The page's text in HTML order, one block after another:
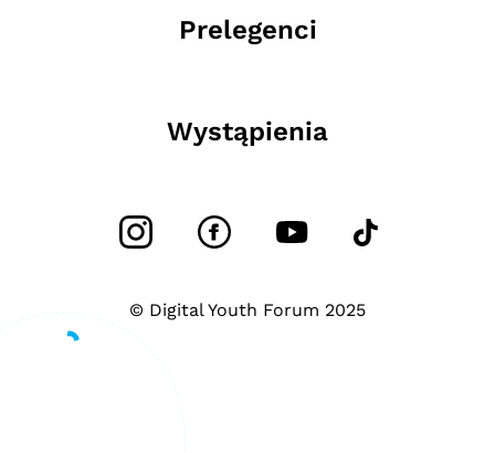
Prelegenci
Wystąpienia
© Digital Youth Forum 2025